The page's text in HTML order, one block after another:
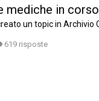
mediche in
un topic in Archivio
619 risposte